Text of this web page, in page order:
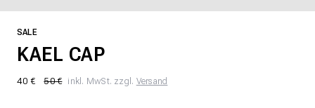
SALE
KAEL CAP
40 € 50 € inkl. MwSt. zzgl. Versand